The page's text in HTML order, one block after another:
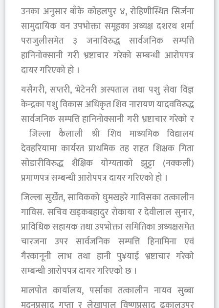
उनका अनुसार बाँके कोहलपुर ४, रोहिणीस्थित सिर्जना
सामुदायिक वन उपभोक्ता समूहका अध्यक्ष दशरथ शर्मा
पराजुलीसमेत ३ जनाविरुद्ध सार्वजनिक सम्पत्ति
हानिनोक्सानी गरी भ्रष्टाचार गरेको सम्बन्धी आरोपपत्र
दायर गरिएको हो ।
यसैगरी, सप्तरी, भेटेनरी अस्पताल तथा पशु सेवा विज्ञ
केन्द्रका पशु विकास अधिकृत शिव नारायण यादवविरुद्ध
सार्वजनिक सम्पत्ति हानिनोक्सानी गरी भ्रष्टाचार गरेको र
जिल्ला कैलाली श्री शिव माध्यमिक विद्यालय
देवहरियामा कार्यरत प्राथमिक तह राहत शिक्षक गिता
सोडारीविरुद्ध शैक्षिक योग्यताको झुट्टा (नक्कली)
प्रमाणपत्र सम्बन्धी आरोपपत्र दायर गरिएको हो ।
जिल्ला सुर्खेत, साविकको घुमखहरे गाविसका तत्कालीन
गाविस. सचिव खड्कबहादुर रोकाया र देवीलाल सुनार,
प्राविधिक सहायक तथा उपभोक्ता समितिका अध्यक्षसमेत
चारजना उपर सार्वजनिक सम्पत्ति हिनामिना एवं
गैरकानूनी लाभ तथा हानी पु¥याई भ्रष्टाचार गरेको
सम्बन्धी आरोपपत्र दायर गरिएको छ ।
मालपोत कार्यालय, पर्साका तत्कालीन नायव सुब्बा